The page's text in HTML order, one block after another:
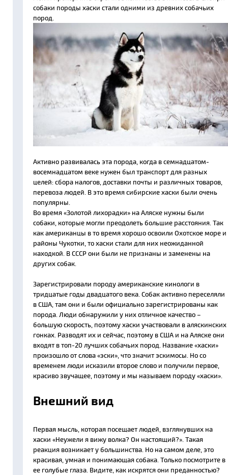
собаки породы хаски стали одними из древних собачьих
пород.
Активно развивалась эта порода, когда в семнадцатом-
восемнадцатом веке нужен был транспорт для разных
целей: сбора налогов, доставки почты и различных товаров,
перевоза людей. В это время сибирские хаски были очень
популярны.
Во время «Золотой лихорадки» на Аляске нужны были
собаки, которые могли преодолеть большие расстояния. Так
как американцы в то время хорошо освоили Охотское море и
районы Чукотки, то хаски стали для них неожиданной
находкой. В СССР они были не признаны и заменены на
других собак.
Зарегистрировали породу американские кинологи в
тридцатые годы двадцатого века. Собак активно переселяли
в США, там они и были официально зарегистрированы как
порода. Люди обнаружили у них отличное качество –
большую скорость, поэтому хаски участвовали в аляскинских
гонках. Разводят их и сейчас, поэтому в США и на Аляске они
входят в топ-20 лучших собачьих пород. Название «хаски»
произошло от слова «эски», что значит эскимосы. Но со
временем люди исказили второе слово и получили первое,
красиво звучащее, поэтому и мы называем породу «хаски».
Внешний вид
Первая мысль, которая посещает людей, взглянувших на
хаски «Неужели я вижу волка? Он настоящий?». Такая
реакция возникает у большинства. Но на самом деле, это
красивая, умная и понимающая собака. Только посмотрите в
ее голубые глаза. Видите, как искрятся они преданностью?